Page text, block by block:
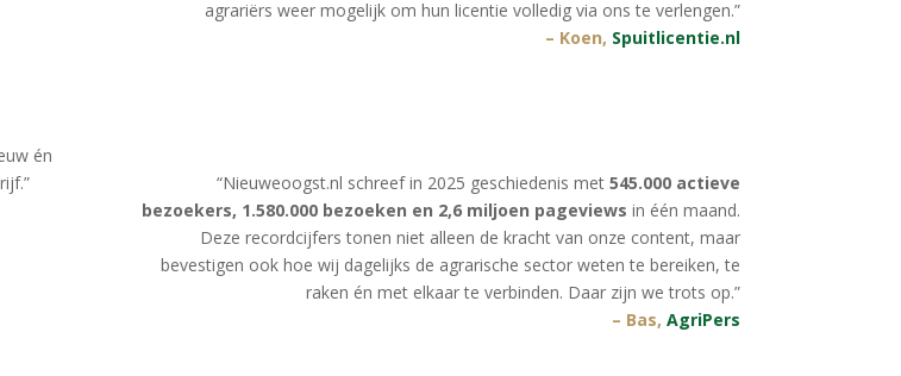
agrariërs weer mogelijk om hun licentie volledig via ons te verlengen.”
– Koen, Spuitlicentie.nl
én
“Nieuweoogst.nl schreef in 2025 geschiedenis met545.000 actieve
bezoekers, 1.580.000 bezoeken en 2,6 miljoen pageviews in één maand.
Deze recordcijfers tonen niet alleen de kracht van onze content, maar
bevestigen ook hoe wij dagelijks de agrarische sector weten te bereiken, te
raken én met elkaar te verbinden. Daar zijn we trots op.”
– Bas, AgriPers